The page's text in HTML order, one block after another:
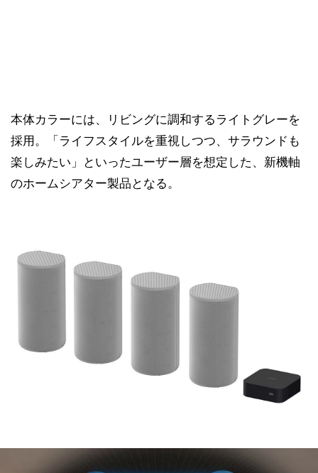
本体カラーには、リビングに調和するライトグレーを
採用。「ライフスタイルを重視しつつ、サラウンドも
楽しみたい」といったユーザー層を想定した、新機軸
のホームシアター製品となる。